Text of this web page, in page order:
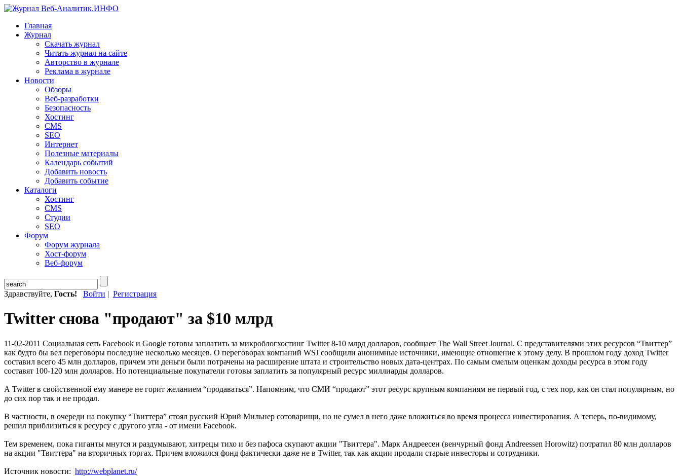
Главная
Журнал
Скачать журнал
Читать журнал на сайте
Авторство в журнале
Реклама в журнале
Новости
Обзоры
Веб-разработки
Безопасность
Хостинг
CMS
SEO
Интернет
Полезные материалы
Календарь событий
Добавить новость
Добавить событие
Каталоги
Хостинг
CMS
Студии
SEO
Форум
Форум журнала
Хост-форум
Веб-форум
Здравствуйте, Гость! Войти | Регистрация
Twitter снова "продают" за $10 млрд
11-02-2011 Социальная сеть Facebook и Google готовы заплатить за микроблогхостинг Twitter 8-10 млрд долларов, сообщает The Wall Street Journal. С представителями этих ресурсов “Твиттер”
как будто бы вел переговоры последние несколько месяцев. О переговорах компаний WSJ сообщили анонимные источники, имеющие отношение к этому делу. В прошлом году доход Twitter
составил всего 45 млн долларов, причем эти деньги были потрачены на расширение штата и строительство новых дата-центрах. По самым смелым оценкам доходы ресурса в этом году
составят 100-120 млн долларов. Но потенциальные покупатели готовы заплатить за популярный ресурс миллиарды долларов.
А Twitter в свойственной ему манере не горит желанием “продаваться”. Напомним, что СМИ “продают” этот ресурс крупным компаниям не первый год, с тех пор, как он стал популярным, но
до сих пор так и не продал.
В частности, в очереди на покупку “Твиттера” стоял русский Юрий Мильнер сотоварищи, но не сумел в него даже вложиться во время процесса инвестирования. А теперь, по-видимому,
решил приблизиться к ресурсу с другого угла - от имени Facebook.
Тем временем, пока гиганты мнутся и раздумывают, хитрецы тихо и без пафоса скупают акции "Твиттера". Марк Андреесен (венчурный фонд Andreessen Horowitz) потратил 80 млн долларов
на акции "Твиттера" на вторичных торгах. Причем вложился фонд фактически даже не в Twitter, так как акции продали старые инвесторы и сотрудники.
Источник новости: http://webplanet.ru/